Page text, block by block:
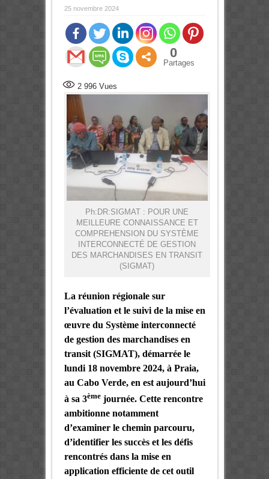
25 novembre 2024
0
Partages
2 996Vues
Ph:DR:SIGMAT : POUR UNE
MEILLEURE CONNAISSANCE ET
COMPREHENSION DU SYSTÈME
INTERCONNECTÉ DE GESTION
DES MARCHANDISES EN TRANSIT
(SIGMAT)
La réunion régionale sur
l’évaluation et le suivi de la mise en
œuvre du Système interconnecté
de gestion des marchandises en
transit (SIGMAT), démarrée le
lundi 18 novembre 2024, à Praia,
au Cabo Verde, en est aujourd’hui
à sa 3èmejournée. Cette rencontre
ambitionne notamment
d’examiner le chemin parcouru,
d’identifier les succès et les défis
rencontrés dans la mise en
application efficiente de cet outil